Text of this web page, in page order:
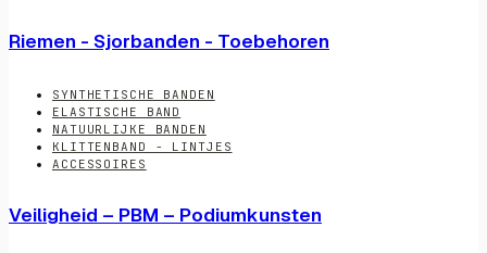
Riemen - Sjorbanden - Toebehoren
SYNTHETISCHE BANDEN
ELASTISCHE BAND
NATUURLIJKE BANDEN
KLITTENBAND - LINTJES
ACCESSOIRES
Veiligheid – PBM – Podiumkunsten